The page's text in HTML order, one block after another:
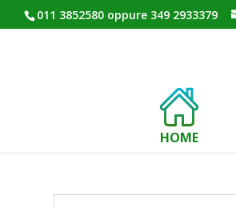
011 3852580 oppure 349 2933379
HOME